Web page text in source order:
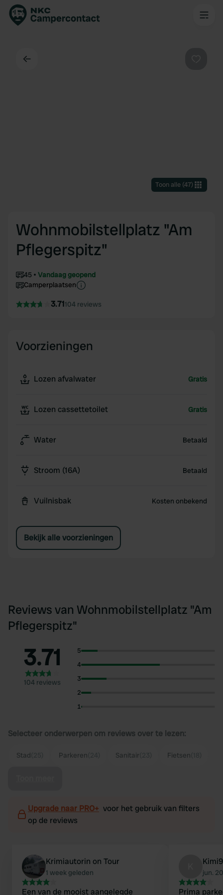
Toon alle(47)
Wohnmobilstellplatz "Am
Pflegerspitz"
45
Vandaag geopend
Camperplaatsen
3.71104 reviews
Voorzieningen
Lozen afvalwater Gratis
Lozen cassettetoilet Gratis
Water Betaald
Stroom (16A) Betaald
Vuilnisbak Kosten onbekend
Bekijk alle voorzieningen
Reviews van Wohnmobilstellplatz "Am
Pflegerspitz"
3.71
104 reviews
5
4
3
2
1
Selecteer onderwerpen om reviews over te lezen:
Stad Parkeren Sanitair Fietsen
Upgrade naar PRO+ voor het gebruik van filters
op de reviews
Krimiautorin on Tour
1 week geleden
Een van de mooist aangelegde
jun.
Prima